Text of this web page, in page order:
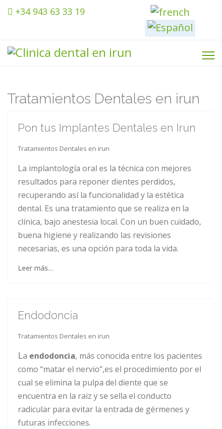
+34 943 63 33 19 Seleccione su
Tratamientos Dentales en irun
Pon tus Implantes Dentales en Irun
Tratamientos Dentales en irun
La implantología oral es la técnica con mejores
resultados para reponer dientes perdidos,
recuperando así la funcionalidad y la estética
dental. Es una tratamiento que se realiza en la
clínica, bajo anestesia local. Con un buen cuidado,
buena higiene y realizando las revisiones
necesarias, es una opción para toda la vida.
Leer más…
Endodoncia
Tratamientos Dentales en irun
La endodoncia, más conocida entre los pacientes
como “matar el nervio”,es el procedimiento por el
cual se elimina la pulpa del diente que se
encuentra en la raiz y se sella el conducto
radicular para evitar la entrada de gérmenes y
futuras infecciones.